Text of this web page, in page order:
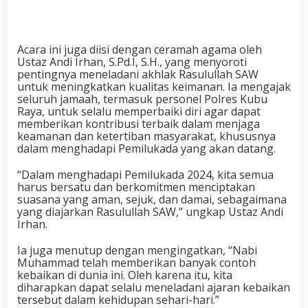
Acara ini juga diisi dengan ceramah agama oleh
Ustaz Andi Irhan, S.Pd.I, S.H., yang menyoroti
pentingnya meneladani akhlak Rasulullah SAW
untuk meningkatkan kualitas keimanan. Ia mengajak
seluruh jamaah, termasuk personel Polres Kubu
Raya, untuk selalu memperbaiki diri agar dapat
memberikan kontribusi terbaik dalam menjaga
keamanan dan ketertiban masyarakat, khususnya
dalam menghadapi Pemilukada yang akan datang.
“Dalam menghadapi Pemilukada 2024, kita semua
harus bersatu dan berkomitmen menciptakan
suasana yang aman, sejuk, dan damai, sebagaimana
yang diajarkan Rasulullah SAW,” ungkap Ustaz Andi
Irhan.
Ia juga menutup dengan mengingatkan, “Nabi
Muhammad telah memberikan banyak contoh
kebaikan di dunia ini. Oleh karena itu, kita
diharapkan dapat selalu meneladani ajaran kebaikan
tersebut dalam kehidupan sehari-hari.”